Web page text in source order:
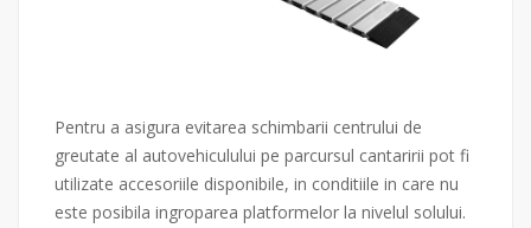
Pentru a asigura evitarea schimbarii centrului de
greutate al autovehiculului pe parcursul cantaririi pot fi
utilizate accesoriile disponibile, in conditiile in care nu
este posibila ingroparea platformelor la nivelul solului.